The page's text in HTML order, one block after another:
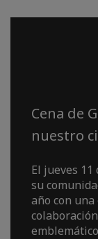
Cena de
nuestro
El jueves 11
su
año con